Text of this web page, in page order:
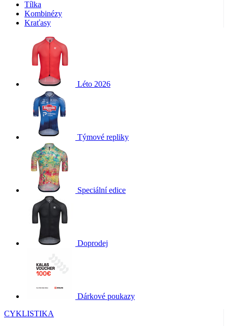
Tílka
Kombinézy
Kraťasy
Léto 2026
Týmové repliky
Speciální edice
Doprodej
Dárkové poukazy
CYKLISTIKA